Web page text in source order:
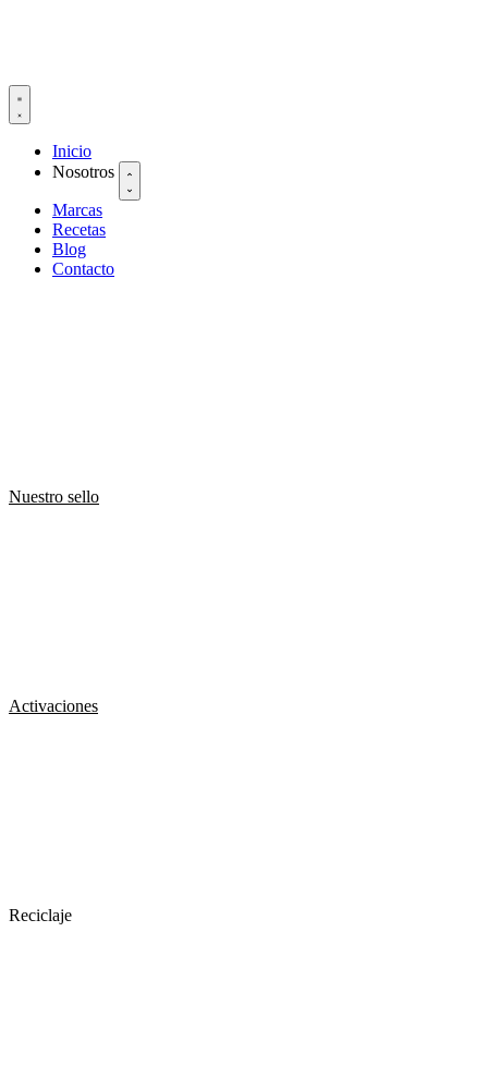
Inicio
Nosotros
Marcas
Recetas
Blog
Contacto
Nuestro sello
Activaciones
Reciclaje